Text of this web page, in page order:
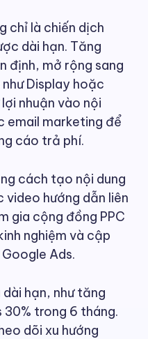
chỉ là chiến dịch
dài hạn. Tăng
định, mở rộng sang
Display hoặc
nhuận vào nội
email marketing để
cáo trả phí.
cách tạo nội dung
video hướng dẫn liên
gia cộng đồng PPC
nghiệm và cập
Ads.
hạn, như tăng
trong 6 tháng.
dõi xu hướng